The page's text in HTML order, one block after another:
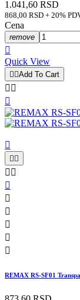
1.041,60 RSD
868,00 RSD + 20%
Cena
remove

Quick View
 Add To Cart
 


 
 






REMAX RS-SF01